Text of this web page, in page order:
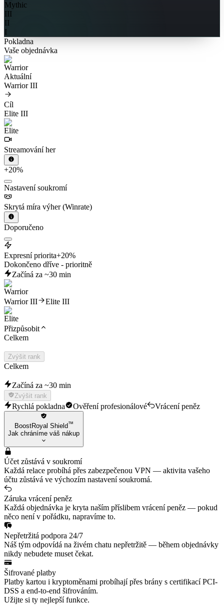
Mythic
III
II
I
Pokladna
Vaše objednávka
Aktuální
Warrior III
Cíl
Elite III
Streamování her
+20%
Nastavení soukromí
Skrytá míra výher (Winrate)
Doporučeno
Expresní priorita+20%
Dokončeno dříve - prioritně
Začíná za ~30 min
Warrior III Elite III
Přizpůsobit
Celkem
Zvýšit rank
Celkem
Začíná za ~30 min
Zvýšit rank
Rychlá pokladna Ověření profesionálové Vrácení peněz
BoostRoyal Shield™
Jak chráníme váš nákup
Účet zůstává v soukromí
Každá relace probíhá přes zabezpečenou VPN — aktivita vašeho
účtu zůstává ve výchozím nastavení soukromá.
Záruka vrácení peněz
Každá objednávka je kryta naším příslibem vrácení peněz — pokud
něco není v pořádku, napravíme to.
Nepřetržitá podpora 24/7
Náš tým odpovídá na živém chatu nepřetržitě — během objednávky
nikdy nebudete muset čekat.
Šifrované platby
Platby kartou i kryptoměnami probíhají přes brány s certifikací PCI-
DSS a end-to-end šifrováním.
Užijte si ty nejlepší funkce.